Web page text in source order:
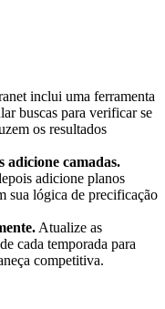
inclui uma ferramenta
buscas para verificar se
os resultados
adicione camadas.
adicione planos
sua lógica de precificação
Atualize as
cada temporada para
competitiva.